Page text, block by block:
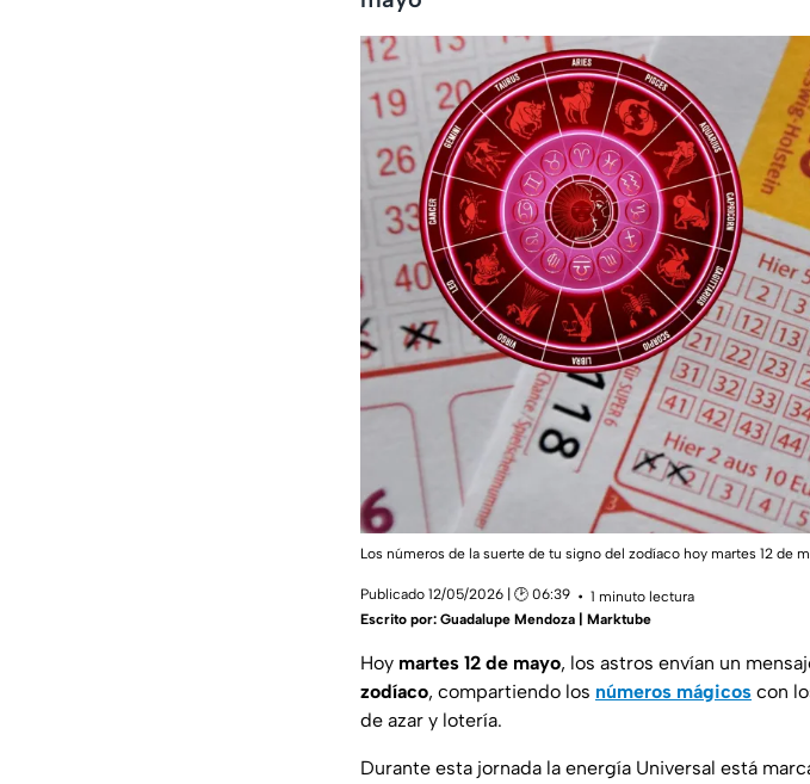
Los números de la suerte de tu signo del zodíaco hoy martes 12 de
Publicado 12/05/2026 | 🕑 06:39
1 minuto lectura
Escrito por: Guadalupe Mendoza | Marktube
Hoy martes 12 de mayo, los astros envían un
zodíaco, compartiendo los números mágicos con
de azar y lotería.
Durante esta jornada la energía Universal está